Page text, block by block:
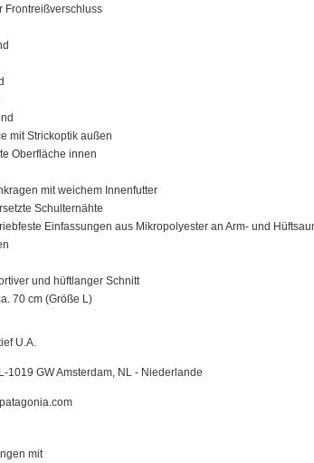
Frontreißverschluss
mit Strickoptik außen
Oberfläche innen
mit weichem Innenfutter
Schulternähte
Einfassungen aus Mikropolyester an Arm- und
und hüftlanger Schnitt
70 cm (Größe L)
U.A.
1019 GW Amsterdam, NL - Niederlande
mit